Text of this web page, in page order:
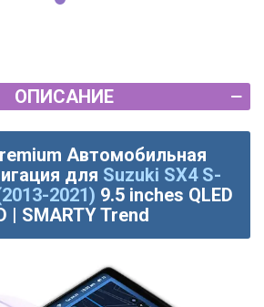
ОПИСАНИЕ
Автомобильная
для Suzuki SX4 S-
2021) 9.5 inches QLED
| SMARTY Trend